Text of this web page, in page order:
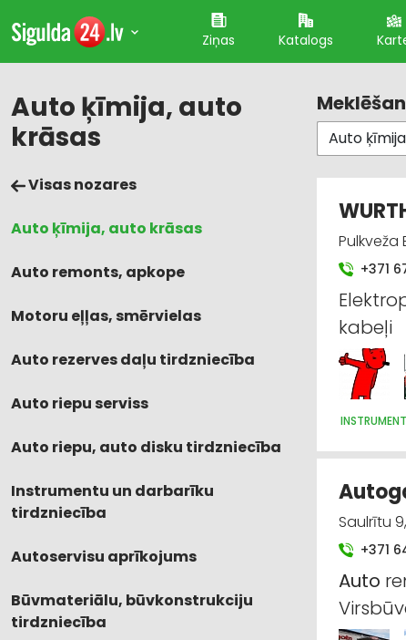
Ziņas Katalogs
Auto ķīmija, auto
krāsas
Visas nozares
Auto ķīmija, auto krāsas
Auto remonts, apkope
Motoru eļļas, smērvielas
Auto rezerves daļu tirdzniecība
Auto riepu serviss
Auto riepu, auto disku tirdzniecība
Instrumentu un darbarīku
tirdzniecība
Autoservisu aprīkojums
Būvmateriālu, būvkonstrukciju
tirdzniecība
Pulkveža
+371
kabeļi
Saulrītu
+371
Auto